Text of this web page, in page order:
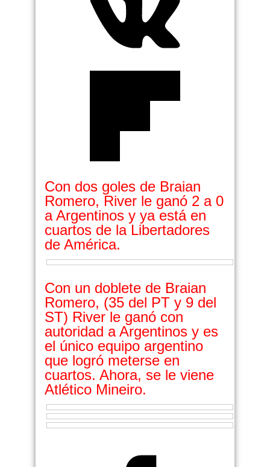
Con dos goles de Braian
Romero, River le ganó 2 a 0
a Argentinos y ya está en
cuartos de la Libertadores
de América.
Con un doblete de Braian
Romero, (35 del PT y 9 del
ST) River le ganó con
autoridad a Argentinos y es
el único equipo argentino
que logró meterse en
cuartos. Ahora, se le viene
Atlético Mineiro.